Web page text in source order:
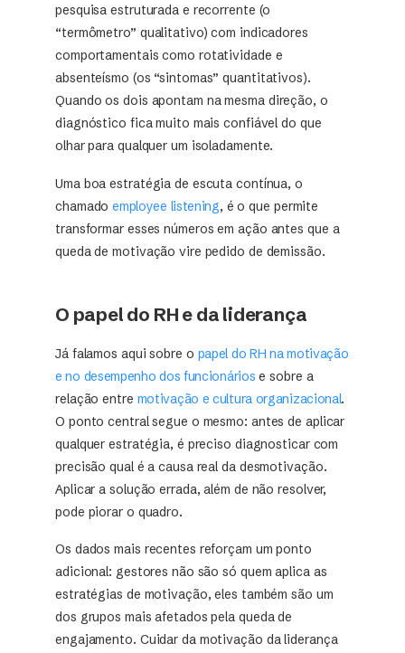
pesquisa estruturada e recorrente (o
“termômetro” qualitativo) com indicadores
comportamentais como rotatividade e
absenteísmo (os “sintomas” quantitativos).
Quando os dois apontam na mesma direção, o
diagnóstico fica muito mais confiável do que
olhar para qualquer um isoladamente.
Uma boa estratégia de escuta contínua, o
chamadoemployee listening, é o que permite
transformar esses números em ação antes que a
queda de motivação vire pedido de demissão.
O papel do RH e da liderança
Já falamos aqui sobre o papel do RH na motivação
e no desempenho dos funcionários e sobre a
relação entre motivação e cultura organizacional.
O ponto central segue o mesmo: antes de aplicar
qualquer estratégia, é preciso diagnosticar com
precisão qual é a causa real da desmotivação.
Aplicar a solução errada, além de não resolver,
pode piorar o quadro.
Os dados mais recentes reforçam um ponto
adicional: gestores não são só quem aplica as
estratégias de motivação, eles também são um
dos grupos mais afetados pela queda de
engajamento. Cuidar da motivação da liderança